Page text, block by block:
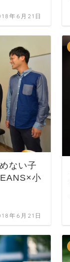
年6月21日
ない子
小
年6月21日